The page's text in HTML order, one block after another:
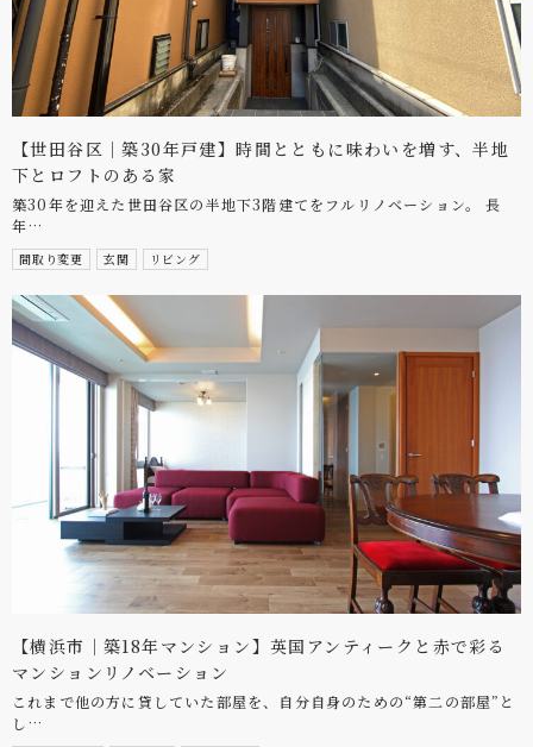
【世田谷区｜築30年戸建】時間とともに味わいを増す、半地
下とロフトのある家
築30年を迎えた世田谷区の半地下3階建てをフルリノベーション。 長
年…
間取り変更 玄関 リビング
【横浜市｜築18年マンション】英国アンティークと赤で彩る
マンションリノベーション
これまで他の方に貸していた部屋を、自分自身のための“第二の部屋”と
し…